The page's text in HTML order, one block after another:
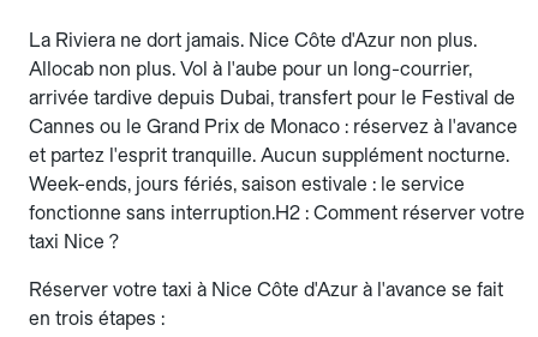
La Riviera ne dort jamais. Nice Côte d'Azur non plus.
Allocab non plus. Vol à l'aube pour un long-courrier,
arrivée tardive depuis Dubai, transfert pour le Festival de
Cannes ou le Grand Prix de Monaco : réservez à l'avance
et partez l'esprit tranquille. Aucun supplément nocturne.
Week-ends, jours fériés, saison estivale : le service
fonctionne sans interruption.H2 : Comment réserver votre
taxi Nice ?
Réserver votre taxi à Nice Côte d'Azur à l'avance se fait
en trois étapes :